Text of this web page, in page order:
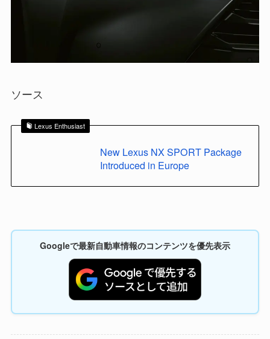
ソース
Lexus Enthusiast
New Lexus NX SPORT Package
Introduced in Europe
Googleで最新自動車情報のコンテンツを優先表示